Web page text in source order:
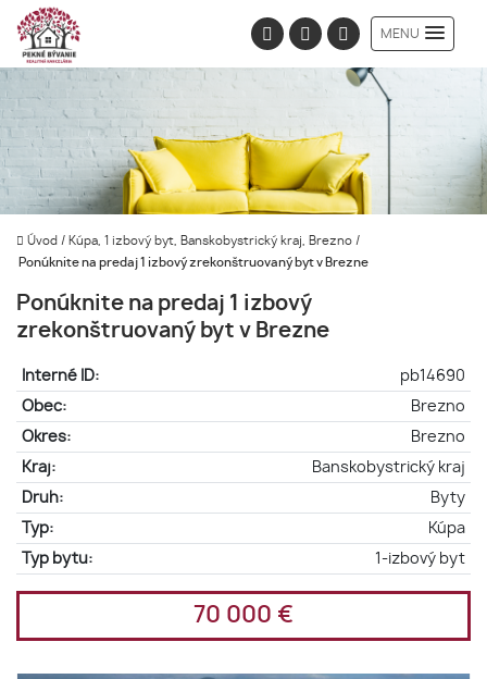
MENU
Úvod / Kúpa, 1 izbový byt, Banskobystrický kraj, Brezno /
Ponúknite na predaj 1 izbový zrekonštruovaný byt v Brezne
Ponúknite na predaj 1 izbový
zrekonštruovaný byt v Brezne
Interné ID:
pb14690
Obec:
Brezno
Okres:
Brezno
Kraj:
Banskobystrický kraj
Druh:
Byty
Typ:
Kúpa
Typ bytu:
1-izbový byt
70 000 €